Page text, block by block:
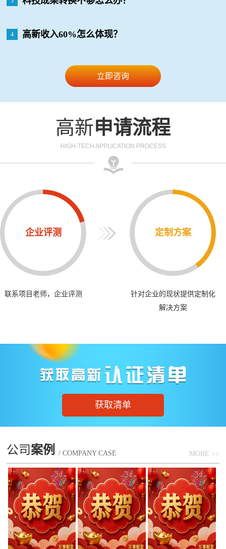
4 高新收入60%怎么体现？
立即咨询
高新申请流程
HIGH-TECH APPLICATION PROCESS
企业评测
联系项目老师，企业评测
定制方案
针对企业的现状提供定制化
解决方案
获取清单
公司案例 / COMPANY CASE MORE >>